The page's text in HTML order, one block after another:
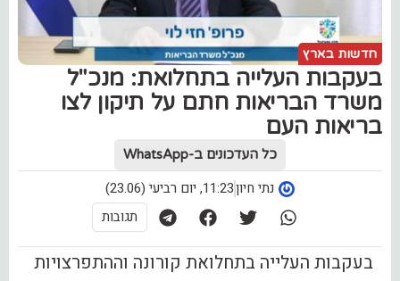
חדשות בארץ
בעקבות העלייה בתחלואת: מנכ"ל
משרד הבריאות חתם על תיקון לצו
בריאות העם
כל העדכונים ב-WhatsApp
נתי חיון11:23, יום רביעי (23.06)
תגובות
בעקבות העלייה בתחלואת קורונה וההתפרצויות